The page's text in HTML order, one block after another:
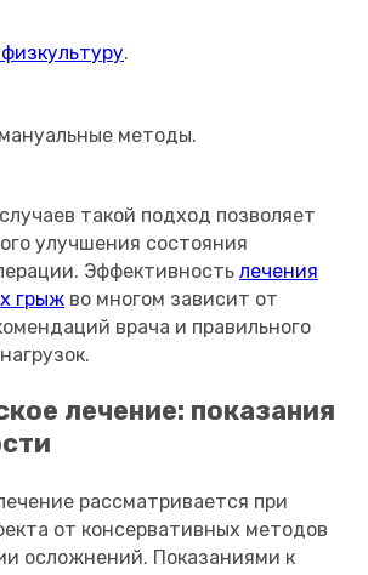
.
методы.
такой подход позволяет
улучшения состояния
Эффективность лечения
грыж во многом зависит от
врача и правильного
лечение: показания
рассматривается при
от консервативных методов
осложнений. Показаниями к